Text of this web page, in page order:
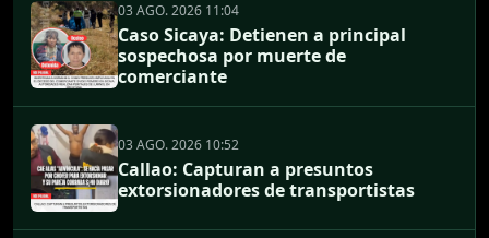
03 AGO. 2026 11:04
Caso Sicaya: Detienen a principal
sospechosa por muerte de
comerciante
03 AGO. 2026 10:52
Callao: Capturan a presuntos
extorsionadores de transportistas